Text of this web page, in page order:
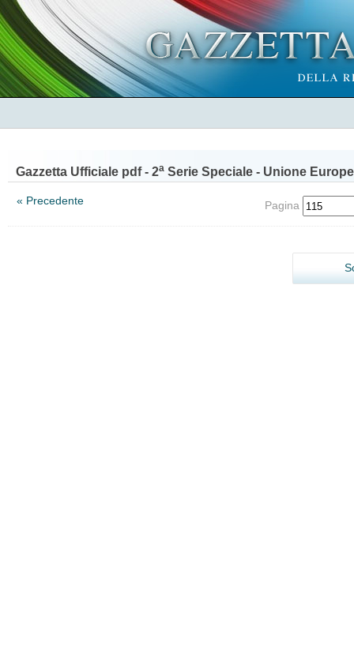
Gazzetta Ufficiale pdf - 2a Serie Speciale - Unione
« Precedente Pagina